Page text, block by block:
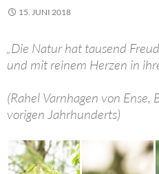
15. JUNI 2018
„Die Natur hat tausend
und mit reinem Herzen in
(Rahel Varnhagen von Ense,
vorigen Jahrhunderts)